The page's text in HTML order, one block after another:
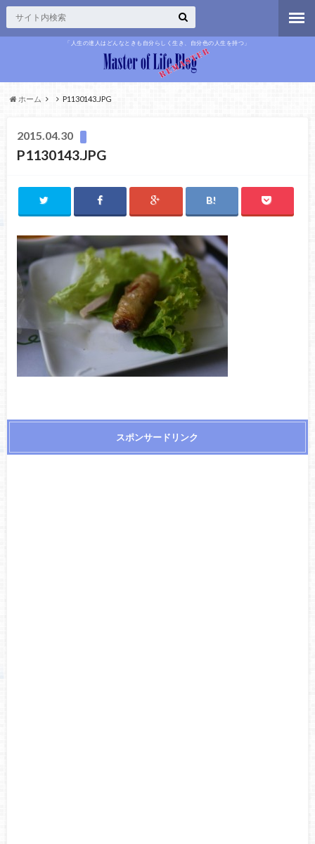
「人生の達人はどんなときも自分らしく生き、自分色の人生を持つ」
ホーム P1130143.JPG
2015.04.30
P1130143.JPG
スポンサードリンク